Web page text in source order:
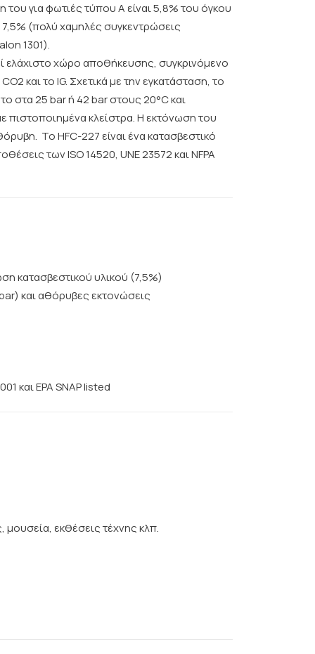
για φωτιές τύπου Α είναι 5,8% του όγκου
(πολύ χαμηλές συγκεντρώσεις
1301).
ελάχιστο χώρο αποθήκευσης, συγκρινόμενο
και το IG. Σχετικά με την εγκατάσταση, το
στα 25 bar ή 42 bar στους 20°C και
πιστοποιημένα κλείστρα. Η εκτόνωση του
Το HFC-227 είναι ένα κατασβεστικό
των ISO 14520, UNE 23572 και NFPA
κατασβεστικού υλικού (7,5%)
και αθόρυβες εκτονώσεις
και EPA SNAP listed
μουσεία, εκθέσεις τέχνης κλπ.